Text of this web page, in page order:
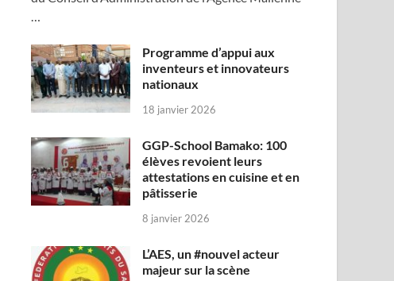
…
Programme d’appui aux
inventeurs et innovateurs
nationaux
18 janvier 2026
GGP-School Bamako: 100
élèves revoient leurs
attestations en cuisine et en
pâtisserie
8 janvier 2026
L’AES, un #nouvel acteur
majeur sur la scène